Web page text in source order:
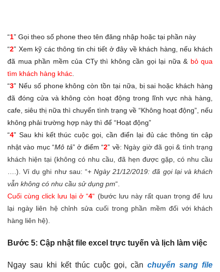
“1” Gọi theo số phone theo tên đăng nhập hoặc tại phần này
“2” Xem kỹ các thông tin chi tiết ở đây về khách hàng, nếu khách
đã mua phần mềm của CTy thì không cần gọi lại nữa & bỏ qua
tìm khách hàng khác
“3” Nếu số phone không còn tồn tại nữa, bị sai hoặc khách hàng
đã đóng cửa và không còn hoạt động trong lĩnh vực nhà hàng,
cafe, siêu thị nữa thì chuyển tình trạng về “Không hoạt động”, nếu
không phải trường hợp này thì để “Hoạt động”
“4” Sau khi kết thúc cuộc gọi, cần điển lại đủ các thông tin cập
nhật vào mục “Mô tả” ở điểm “2” về: Ngày giờ đã gọi & tình trạng
khách hiện tại (không có nhu cầu, đã hẹn được gặp, có nhu cầu
….). Ví dụ ghi như sau: “+ Ngày 21/12/2019: đã gọi lại và khách
vẫn không có nhu cầu sử dụng pm“.
Cuối cùng click lưu lại ở“4“ (bước lưu này rất quan trọng để lưu
lại ngày liên hệ chỉnh sửa cuối trong phần mềm đối với khách
hàng liên hệ).
Bước 5: Cập nhật file excel trực tuyến và lịch làm việc
Ngay sau khi kết thúc cuộc gọi, cầnchuyển sang file